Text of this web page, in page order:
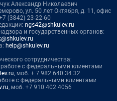
Александр Николаевич
ул. 50 лет Октября, д. 11, офис
(3842) 23-22-60
ngs42@shkulev.ru
и государственных органов:
help@shkulev.ru
сотрудничества:
с федеральными клиентами
, моб. + 7 982 640 34 32
с федеральными клиентами
, моб. +7 910 402 4056